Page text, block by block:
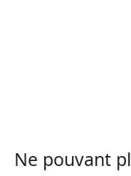
Ne pouvant